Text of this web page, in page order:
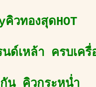
วทองสุดHOT
นด์เหล้า ครบเค
น คิวกระหน่ำ